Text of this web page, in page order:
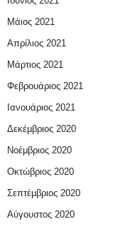
Μάιος 2021
Απρίλιος 2021
Μάρτιος 2021
Φεβρουάριος 2021
Ιανουάριος 2021
Δεκέμβριος 2020
Νοέμβριος 2020
Οκτώβριος 2020
Σεπτέμβριος 2020
Αύγουστος 2020